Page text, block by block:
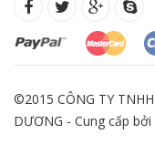
©2015 CÔNG TY
DƯƠNG - Cung cấp bởi